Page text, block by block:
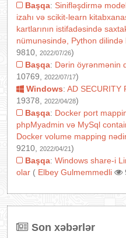
Başqa: Sinifləşdirmə
izahı və scikit-learn
kartlarının istifadəsində
nümunəsində, Python dilində
9810,
2022/07/26)
Başqa: Dərin öyrənmənin
10769,
2022/07/17)
Windows: AD SECURITY
19378,
2022/04/28)
Başqa: Docker port
phpMyadmin və MySql
Docker volume mapping
9210,
2022/04/21)
Başqa: Windows share-i
olar ( Elbey Gulmemmedli
Son xəbərlər